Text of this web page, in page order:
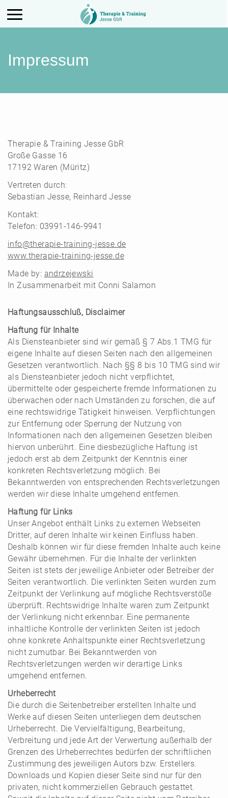
Aktiviere das Menü
Impressum
Therapie & Training Jesse GbR
Große Gasse 16
17192 Waren (Müritz)
Vertreten durch:
Sebastian Jesse, Reinhard Jesse
Kontakt:
Telefon: 03991-146-9941
info@therapie-training-jesse.de
www.therapie-training-jesse.de
Made by: andrzejewski
In Zusammenarbeit mit Conni Salamon
Haftungsausschluß, Disclaimer
Haftung für Inhalte
Als Diensteanbieter sind wir gemäß § 7 Abs.1 TMG für
eigene Inhalte auf diesen Seiten nach den allgemeinen
Gesetzen verantwortlich. Nach §§ 8 bis 10 TMG sind wir
als Diensteanbieter jedoch nicht verpflichtet,
übermittelte oder gespeicherte fremde Informationen zu
überwachen oder nach Umständen zu forschen, die auf
eine rechtswidrige Tätigkeit hinweisen. Verpflichtungen
zur Entfernung oder Sperrung der Nutzung von
Informationen nach den allgemeinen Gesetzen bleiben
hiervon unberührt. Eine diesbezügliche Haftung ist
jedoch erst ab dem Zeitpunkt der Kenntnis einer
konkreten Rechtsverletzung möglich. Bei
Bekanntwerden von entsprechenden Rechtsverletzungen
werden wir diese Inhalte umgehend entfernen.
Haftung für Links
Unser Angebot enthält Links zu externen Webseiten
Dritter, auf deren Inhalte wir keinen Einfluss haben.
Deshalb können wir für diese fremden Inhalte auch keine
Gewähr übernehmen. Für die Inhalte der verlinkten
Seiten ist stets der jeweilige Anbieter oder Betreiber der
Seiten verantwortlich. Die verlinkten Seiten wurden zum
Zeitpunkt der Verlinkung auf mögliche Rechtsverstöße
überprüft. Rechtswidrige Inhalte waren zum Zeitpunkt
der Verlinkung nicht erkennbar. Eine permanente
inhaltliche Kontrolle der verlinkten Seiten ist jedoch
ohne konkrete Anhaltspunkte einer Rechtsverletzung
nicht zumutbar. Bei Bekanntwerden von
Rechtsverletzungen werden wir derartige Links
umgehend entfernen.
Urheberrecht
Die durch die Seitenbetreiber erstellten Inhalte und
Werke auf diesen Seiten unterliegen dem deutschen
Urheberrecht. Die Vervielfältigung, Bearbeitung,
Verbreitung und jede Art der Verwertung außerhalb der
Grenzen des Urheberrechtes bedürfen der schriftlichen
Zustimmung des jeweiligen Autors bzw. Erstellers.
Downloads und Kopien dieser Seite sind nur für den
privaten, nicht kommerziellen Gebrauch gestattet.